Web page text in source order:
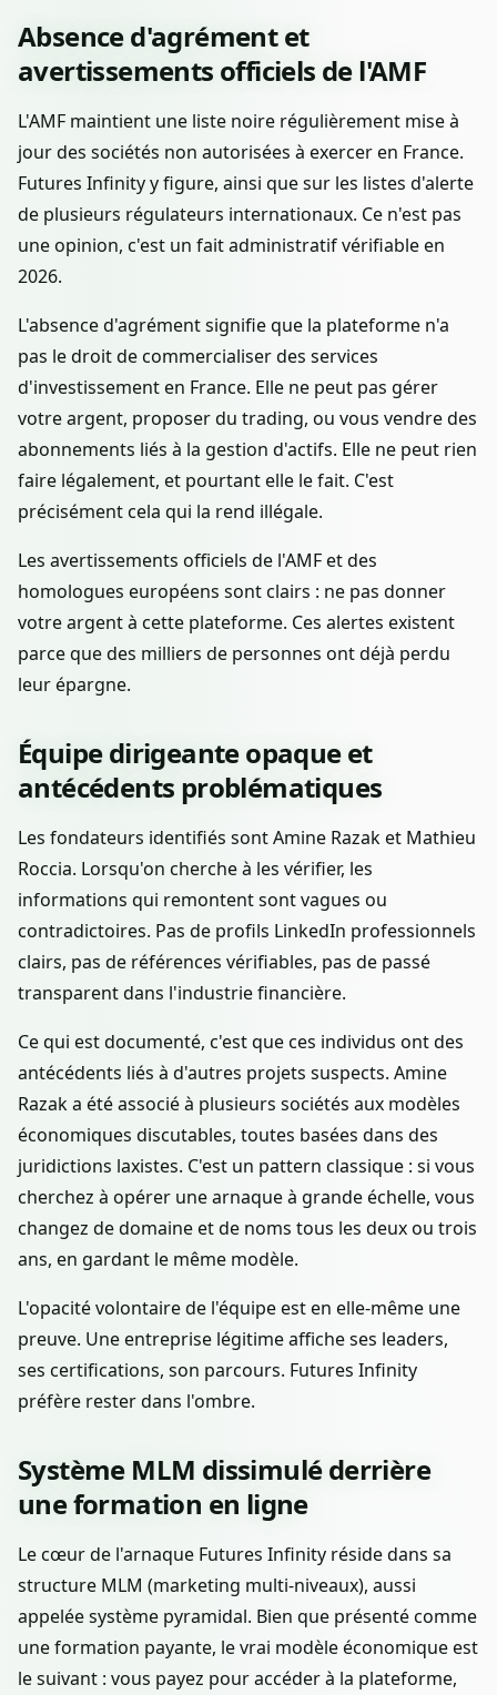
Absence d'agrément et
avertissements officiels de l'AMF
L'AMF maintient une liste noire régulièrement mise à
jour des sociétés non autorisées à exercer en France.
Futures Infinity y figure, ainsi que sur les listes d'alerte
de plusieurs régulateurs internationaux. Ce n'est pas
une opinion, c'est un fait administratif vérifiable en
2026.
L'absence d'agrément signifie que la plateforme n'a
pas le droit de commercialiser des services
d'investissement en France. Elle ne peut pas gérer
votre argent, proposer du trading, ou vous vendre des
abonnements liés à la gestion d'actifs. Elle ne peut rien
faire légalement, et pourtant elle le fait. C'est
précisément cela qui la rend illégale.
Les avertissements officiels de l'AMF et des
homologues européens sont clairs : ne pas donner
votre argent à cette plateforme. Ces alertes existent
parce que des milliers de personnes ont déjà perdu
leur épargne.
Équipe dirigeante opaque et
antécédents problématiques
Les fondateurs identifiés sont Amine Razak et Mathieu
Roccia. Lorsqu'on cherche à les vérifier, les
informations qui remontent sont vagues ou
contradictoires. Pas de profils LinkedIn professionnels
clairs, pas de références vérifiables, pas de passé
transparent dans l'industrie financière.
Ce qui est documenté, c'est que ces individus ont des
antécédents liés à d'autres projets suspects. Amine
Razak a été associé à plusieurs sociétés aux modèles
économiques discutables, toutes basées dans des
juridictions laxistes. C'est un pattern classique : si vous
cherchez à opérer une arnaque à grande échelle, vous
changez de domaine et de noms tous les deux ou trois
ans, en gardant le même modèle.
L'opacité volontaire de l'équipe est en elle-même une
preuve. Une entreprise légitime affiche ses leaders,
ses certifications, son parcours. Futures Infinity
préfère rester dans l'ombre.
Système MLM dissimulé derrière
une formation en ligne
Le cœur de l'arnaque Futures Infinity réside dans sa
structure MLM (marketing multi-niveaux), aussi
appelée système pyramidal. Bien que présenté comme
une formation payante, le vrai modèle économique est
le suivant : vous payez pour accéder à la plateforme,